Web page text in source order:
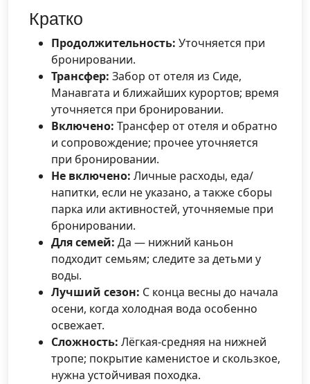
Кратко
Продолжительность: Уточняется при
бронировании.
Трансфер: Забор от отеля из Сиде,
Манавгата и ближайших курортов; время
уточняется при бронировании.
Включено: Трансфер от отеля и обратно
и сопровождение; прочее уточняется
при бронировании.
Не включено: Личные расходы, еда/
напитки, если не указано, а также сборы
парка или активностей, уточняемые при
бронировании.
Для семей: Да — нижний каньон
подходит семьям; следите за детьми у
воды.
Лучший сезон: С конца весны до начала
осени, когда холодная вода особенно
освежает.
Сложность: Лёгкая-средняя на нижней
тропе; покрытие каменистое и скользкое,
нужна устойчивая походка.